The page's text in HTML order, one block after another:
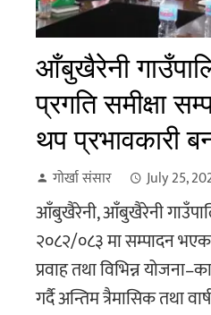
आँबुखैरेनी
प्रगति समीक्षा
थप प्रभावकारी
गोर्खा संसार July 25,
आँबुखैरेनी, आँबुखैरेनी
२०८२/०८३ मा सम्पादन
प्रवाह तथा विभिन्न
गर्दै अन्तिम त्रैमासिक तथा